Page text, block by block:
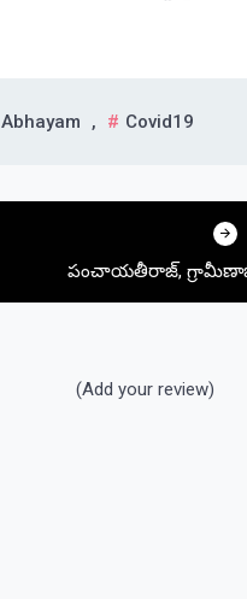
Abhayam , Covid19
పంచాయతీరాజ్,
(Add your review)